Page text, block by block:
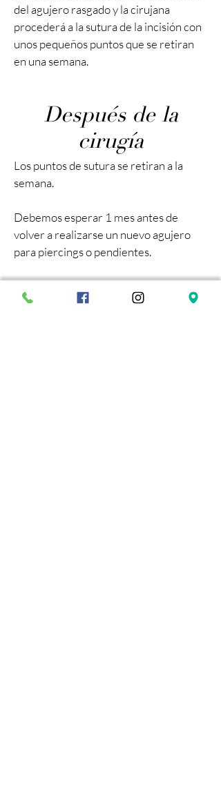
del agujero rasgado y la cirujana
procederá a la sutura de la incisión con
unos pequeños puntos que se retiran
en una semana.
Después de la
cirugía
Los puntos de sutura se retiran a la
semana.
Debemos esperar 1 mes antes de
volver a realizarse un nuevo agujero
para piercings o pendientes.